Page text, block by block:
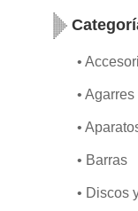
Nuestros
Comentarios
Solicitar
•
• Agarres
•
• Barras
• Discos